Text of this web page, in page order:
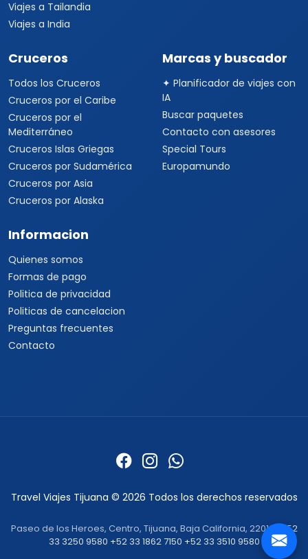
Viajes a Tailandia
Viajes a India
Cruceros
Todos los Cruceros
Cruceros por el Caribe
Cruceros por el
Mediterráneo
Cruceros Islas Griegas
Cruceros por Sudamérica
Cruceros por Asia
Cruceros por Alaska
Marcas y buscador
✦ Planificador de viajes con
IA
Buscar paquetes
Contacto con asesores
Special Tours
Europamundo
Informacion
Quienes somos
Formas de pago
Politica de privacidad
Politicas de cancelacion
Preguntas frecuentes
Contacto
Travel Viajes Tijuana © 2026 Todos los derechos reservados
Paseo de los Heroes, Centro, Tijuana, Baja California, 22010 · +52
33 3250 9580 +52 33 1862 7150 +52 33 3510 9580